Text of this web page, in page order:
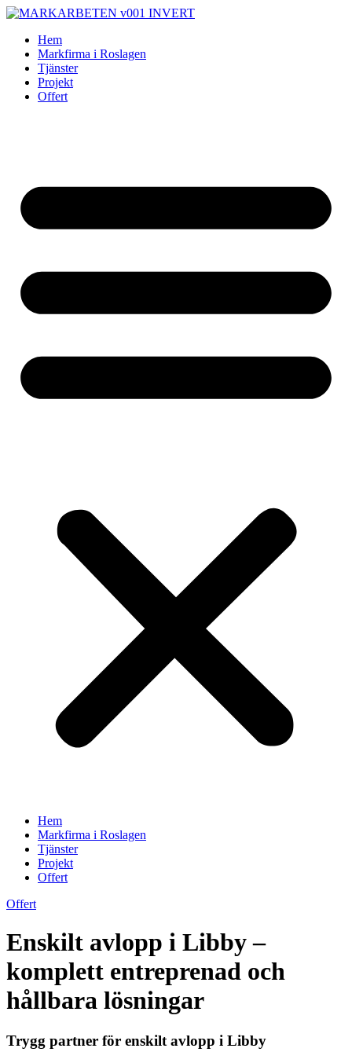
Skip
contentHem
Markfirma i Roslagen
Tjänster
Projekt
Offert
Hem
Markfirma i Roslagen
Tjänster
Projekt
Offert
Offert
Enskilt avlopp i Libby –
komplett entreprenad och
hållbara lösningar
Trygg partner för enskilt avlopp i Libby